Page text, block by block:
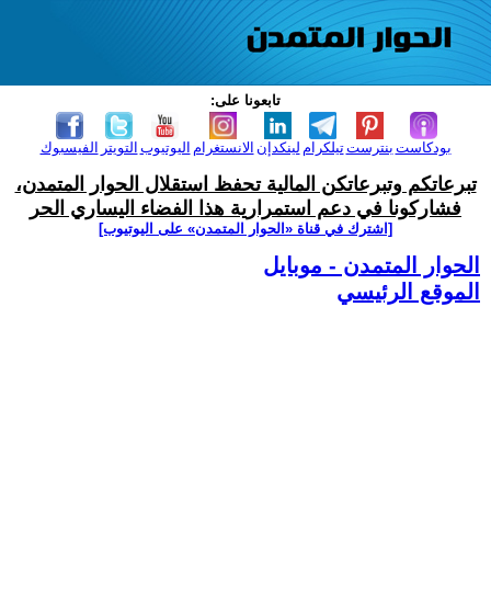
تابعونا على:
الفيسبوك التويتر اليوتيوب الانستغرام لينكدإن تيلكرامبنترست بودكاست
تبرعاتكم وتبرعاتكن المالية تحفظ استقلال الحوار المتمدن،
فشاركونا في دعم استمرارية هذا الفضاء اليساري الحر
[اشترك في قناة ‫«الحوار المتمدن» على اليوتيوب]
الحوار المتمدن - موبايل
الموقع الرئيسي